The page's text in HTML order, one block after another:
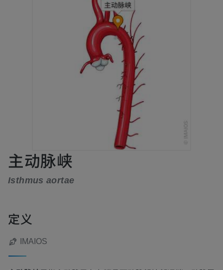
主动脉峡
Isthmus aortae
定义
IMAIOS